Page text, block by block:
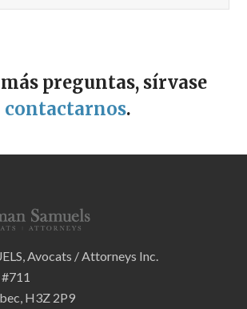
preguntas, sírvase
contactarnos.
Avocats / Attorneys Inc.
H3Z 2P9